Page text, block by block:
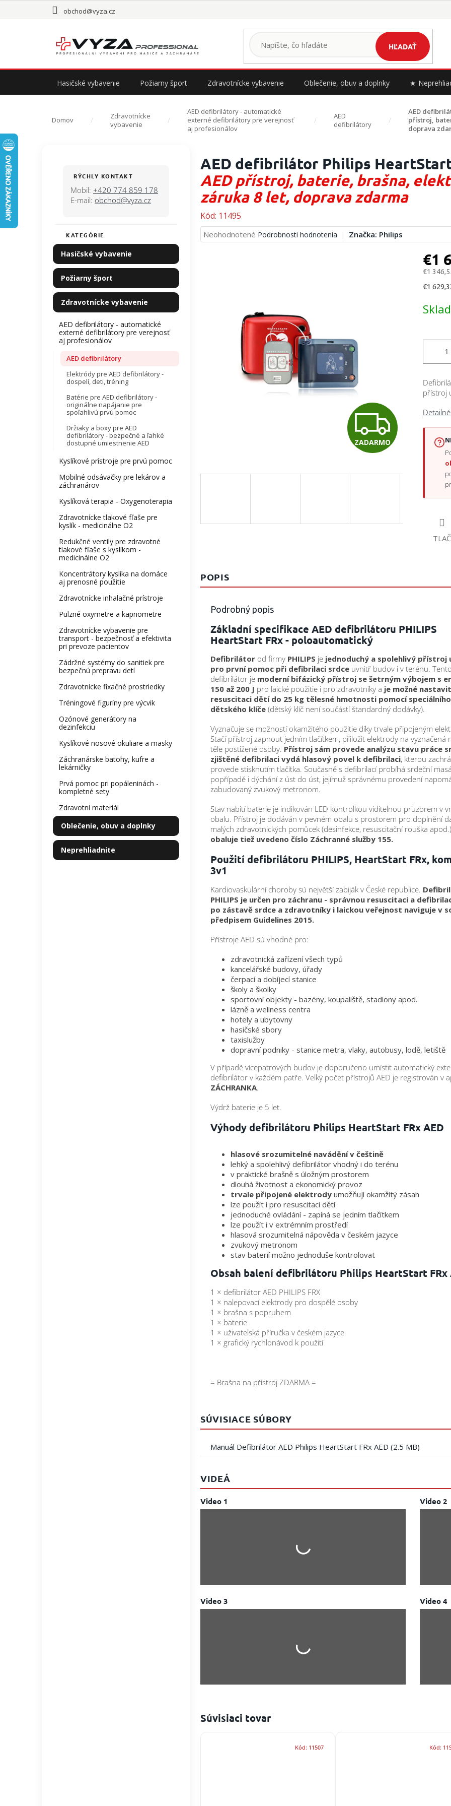
obchod@vyza.cz
HĽADAŤ
Hasičské vybavenie Požiarny šport Zdravotnícke vybavenie Oblečenie, obuv a doplnky ★
Domov
Zdravotnícke
vybavenie
AED defibrilátory - automatické
externé defibrilátory pre verejnosť
aj profesionálov
AED
defibrilátory
AED
přístroj,
doprava
RÝCHLY KONTAKT
Mobil: +420 774 859 178
E-mail: obchod@vyza.cz
Preskočiť
kategórie
KATEGÓRIE
Hasičské vybavenie
Požiarny šport
Zdravotnícke vybavenie
AED defibrilátory - automatické
externé defibrilátory pre verejnosť
aj profesionálov
AED defibrilátory
Elektródy pre AED defibrilátory -
dospelí, deti, tréning
Batérie pre AED defibrilátory -
originálne napájanie pre
spoľahlivú prvú pomoc
Držiaky a boxy pre AED
defibrilátory - bezpečné a ľahké
dostupné umiestnenie AED
Kyslíkové prístroje pre prvú pomoc
Mobilné odsávačky pre lekárov a
záchranárov
Kyslíková terapia - Oxygenoterapia
Zdravotnícke tlakové fľaše pre
kyslík - medicinálne O2
Redukčné ventily pre zdravotné
tlakové fľaše s kyslíkom -
medicinálne O2
Koncentrátory kyslíka na domáce
aj prenosné použitie
Zdravotnícke inhalačné prístroje
Pulzné oxymetre a kapnometre
Zdravotnícke vybavenie pre
transport - bezpečnosť a efektivita
pri prevoze pacientov
Zádržné systémy do sanitiek pre
bezpečnú prepravu detí
Zdravotnícke fixačné prostriedky
Tréningové figuríny pre výcvik
Ozónové generátory na
dezinfekciu
Kyslíkové nosové okuliare a masky
Záchranárske batohy, kufre a
lekárničky
Prvá pomoc pri popáleninách -
kompletné sety
Zdravotní materiál
Oblečenie, obuv a doplnky
Neprehliadnite
AED defibrilátor Philips
AED přístroj, baterie, brašna,
záruka 8 let, doprava zdarma
Kód: 11495
Priemerné
hodnotenie
Neohodnotené Podrobnosti hodnotenia Značka: Philips
Z
A
A
M
O
ZADARMO
€1
€1
€1
přístroj
TLAČ
Súvisiaci tovar
Kód: 11507 Kód:
POPIS
Podrobný popis
Základní specifikace AED defibrilátoru PHILIPS
HeartStart FRx - poloautomatický
Defibrilátor od firmy PHILIPS je jednoduchý a spolehlivý přístroj
pro první pomoc při defibrilaci srdce uvnitř budov i v terénu.
defibrilátor je moderní bifázický přístroj se šetrným výbojem s
150 až 200 J pro laické použitie i pro zdravotníky a je možné
resuscitaci dětí do 25 kg tělesné hmotnosti pomocí speciálního
dětského klíče (dětský klíč není součástí štandardný dodávky).
Vyznačuje se možností okamžitého použitie díky trvale připojeným
Stačí přístroj zapnout jedním tlačítkem, přiložit elektrody na vyznačená
těle postižené osoby. Přístroj sám provede analýzu stavu práce
zjištěné defibrilaci vydá hlasový povel k defibrilaci, kterou
provede stisknutím tlačítka. Současně s defibrilací probíhá srdeční
popřípadě i dýchání z úst do úst, jejímuž správnému provedení
zabudovaný zvukový metronom.
Stav nabití baterie je indikován LED kontrolkou viditelnou průzorem v
obalu. Přístroj je dodáván v pevném obalu s prostorem pro doplnění
malých zdravotnických pomůcek (desinfekce, resuscitační rouška
obaluje tiež uvedeno číslo Záchranné služby 155.
Použití defibrilátoru PHILIPS, HeartStart FRx,
3v1
Kardiovaskulární choroby sú největší zabiják v České republice.
PHILIPS je určen pro záchranu - správnou resuscitaci a
po zástavě srdce a zdravotníky i laickou veřejnost naviguje v
předpisem Guidelines 2015.
Přístroje AED sú vhodné pro:
zdravotnická zařízení všech typů
kancelářské budovy, úřady
čerpací a dobíjecí stanice
školy a školky
sportovní objekty - bazény, koupaliště, stadiony apod.
lázně a wellness centra
hotely a ubytovny
hasičské sbory
taxislužby
dopravní podniky - stanice metra, vlaky, autobusy, lodě, letiště
V případě vícepatrových budov je doporučeno umístit automatický
defibrilátor v každém patře. Velký počet přístrojů AED je registrován v
ZÁCHRANKA.
Výdrž baterie je 5 let.
Výhody defibrilátoru Philips HeartStart FRx AED
hlasové srozumitelné navádění v češtině
lehký a spolehlivý defibrilátor vhodný i do terénu
v praktické brašně s úložným prostorem
dlouhá životnost a ekonomický provoz
trvale připojené elektrody umožňují okamžitý zásah
lze použít i pro resuscitaci dětí
jednoduché ovládání - zapíná se jedním tlačítkem
lze použít i v extrémním prostředí
hlasová srozumitelná nápověda v českém jazyce
zvukový metronom
stav baterií možno jednoduše kontrolovat
Obsah balení defibrilátoru Philips HeartStart FRx
1 × defibrilátor AED PHILIPS FRX
1 × nalepovací elektrody pro dospělé osoby
1 × brašna s popruhem
1 × baterie
1 × uživatelská příručka v českém jazyce
1 × grafický rychlonávod k použití
= Brašna na přístroj ZDARMA =
SÚVISIACE SÚBORY
Manuál Defibrilátor AED Philips HeartStart FRx AED (2.5 MB)
VIDEÁ
Video 1 Video 2
Video 3 Video 4